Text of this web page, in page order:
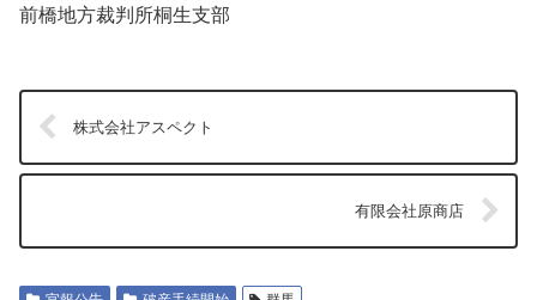
前橋地方裁判所桐生支部
株式会社アスペクト
有限会社原商店